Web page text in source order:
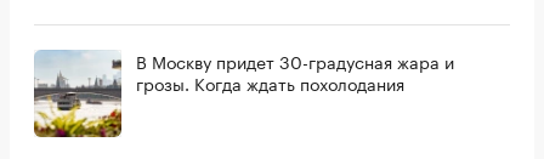
В Москву придет 30-градусная жара и
грозы. Когда ждать похолодания